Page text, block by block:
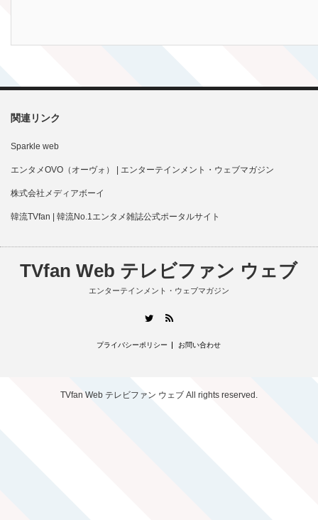
関連リンク
Sparkle web
エンタメOVO（オーヴォ） | エンターテインメント・ウェブマガジン
株式会社メディアボーイ
韓流TVfan | 韓流No.1エンタメ雑誌公式ポータルサイト
TVfan Web テレビファン ウェブ
エンターテインメント・ウェブマガジン
Twitter
プライバシーポリシー お問い合わせ
TVfan Web テレビファン ウェブ All rights reserved.